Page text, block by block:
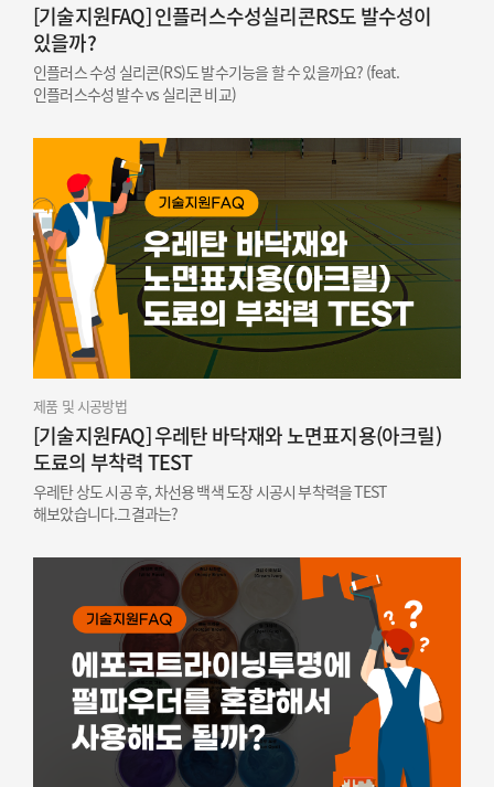
[기술지원FAQ] 인플러스수성실리콘RS도 발수성이
있을까?
인플러스 수성 실리콘(RS)도 발수기능을 할 수 있을까요? (feat.
인플러스수성 발수 vs 실리콘 비교)
제품 및 시공방법
[기술지원FAQ] 우레탄 바닥재와 노면표지용(아크릴)
도료의 부착력 TEST
우레탄 상도 시공 후, 차선용 백색 도장 시공시 부착력을 TEST
해보았습니다.그결과는?